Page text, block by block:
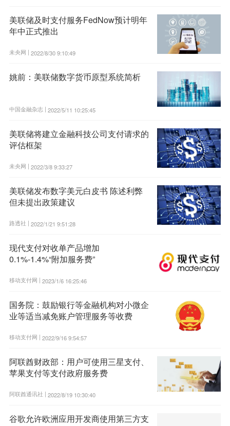
美联储及时支付服务FedNow预计明年
年中正式推出
未央网 | 2022/8/30 9:10:49
姚前：美联储数字货币原型系统简析
中国金融杂志 | 2022/5/11 10:25:45
美联储将建立金融科技公司支付请求的
评估框架
未央网 | 2022/3/8 9:33:27
美联储发布数字美元白皮书 陈述利弊
但未提出政策建议
路透社 | 2022/1/21 9:51:28
现代支付对收单产品增加
0.1%-1.4%“附加服务费”
移动支付网 | 2023/1/6 16:25:46
国务院：鼓励银行等金融机构对小微企
业等适当减免账户管理服务等收费
移动支付网 | 2022/9/16 9:54:57
阿联酋财政部：用户可使用三星支付、
苹果支付等支付政府服务费
阿联酋通讯社 | 2022/8/19 10:30:40
谷歌允许欧洲应用开发商使用第三方支